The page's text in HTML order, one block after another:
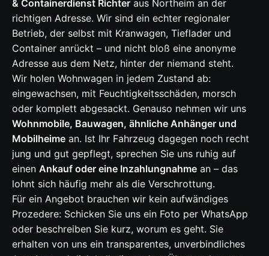
& Containerdienst Richter aus Northeim an der
richtigen Adresse. Wir sind ein echter regionaler
Betrieb, der selbst mit Kranwagen, Tieflader und
Container anrückt – und nicht bloß eine anonyme
Adresse aus dem Netz, hinter der niemand steht.
Wir holen Wohnwagen in jedem Zustand ab:
eingewachsen, mit Feuchtigkeitsschäden, morsch
oder komplett abgesackt. Genauso nehmen wir uns
Wohnmobile, Bauwagen, ähnliche Anhänger und
Mobilheime an. Ist Ihr Fahrzeug dagegen noch recht
jung und gut gepflegt, sprechen Sie uns ruhig auf
einen Ankauf oder eine Inzahlungnahme an – das
lohnt sich häufig mehr als die Verschrottung.
Für ein Angebot brauchen wir kein aufwändiges
Prozedere: Schicken Sie uns ein Foto per WhatsApp
oder beschreiben Sie kurz, worum es geht. Sie
erhalten von uns ein transparentes, unverbindliches